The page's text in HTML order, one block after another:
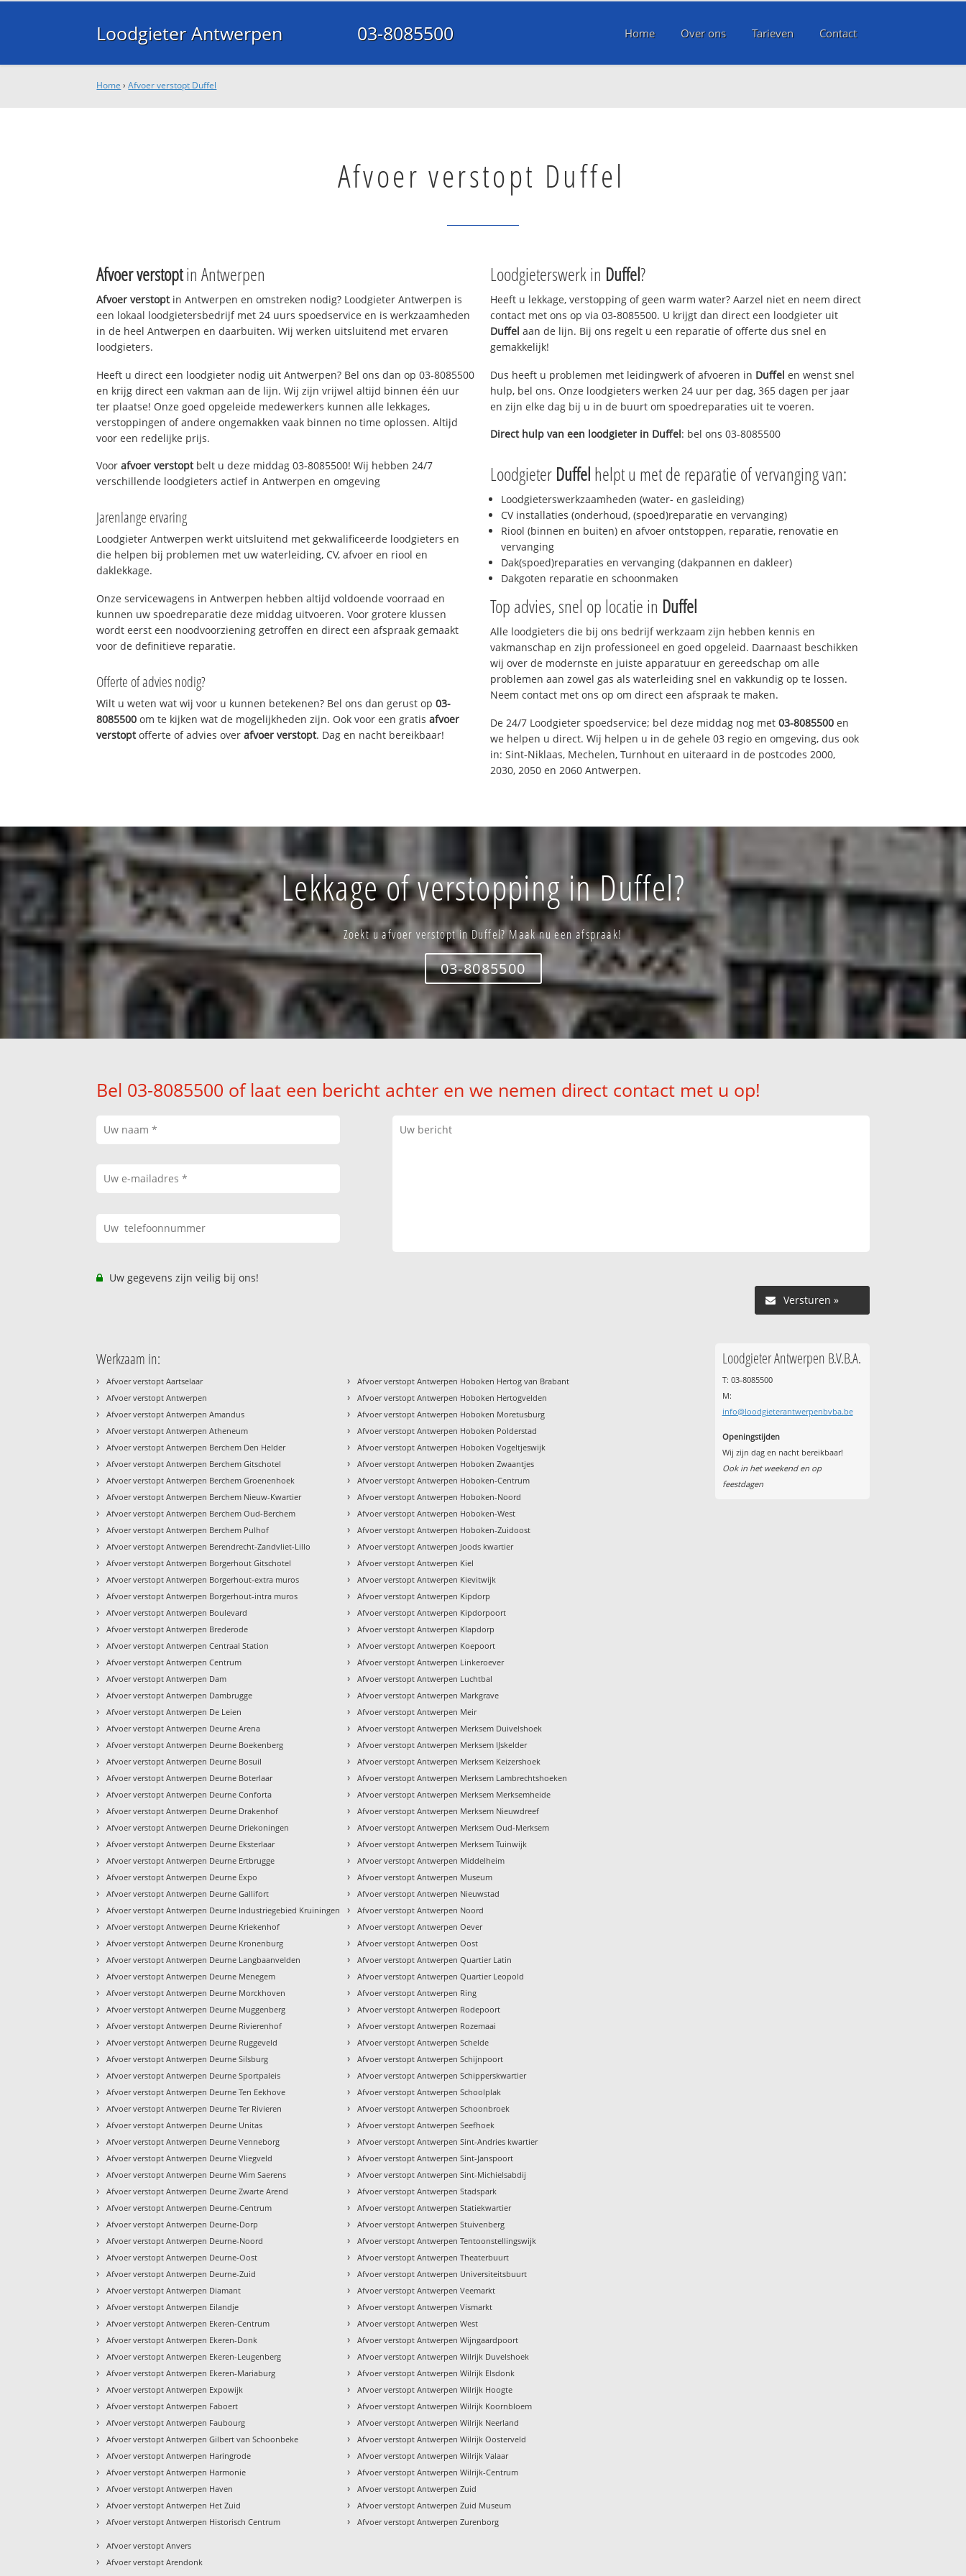
Loodgieter Antwerpen 03-8085500 Home Over ons Tarieven Contact
Home ›Afvoer verstopt Duffel
Afvoer verstopt Duffel
Afvoer verstoptin Antwerpen
Afvoer verstoptin Antwerpen en omstreken nodig? Loodgieter Antwerpen is
een lokaal loodgietersbedrijf met 24 uurs spoedservice en is werkzaamheden
in de heel Antwerpen en daarbuiten. Wij werken uitsluitend met ervaren
loodgieters.
Heeft u direct een loodgieter nodig uit Antwerpen? Bel ons dan op 03-8085500
en krijg direct een vakman aan de lijn. Wij zijn vrijwel altijd binnen één uur
ter plaatse! Onze goed opgeleide medewerkers kunnen alle lekkages,
verstoppingen of andere ongemakken vaak binnen no time oplossen. Altijd
voor een redelijke prijs.
Voorafvoer verstoptbelt u deze middag 03-8085500! Wij hebben 24/7
verschillende loodgieters actief in Antwerpen en omgeving
Jarenlange ervaring
Loodgieter Antwerpen werkt uitsluitend met gekwalificeerde loodgieters en
die helpen bij problemen met uw waterleiding, CV, afvoer en riool en
daklekkage.
Onze servicewagens in Antwerpen hebben altijd voldoende voorraad en
kunnen uw spoedreparatie deze middag uitvoeren. Voor grotere klussen
wordt eerst een noodvoorziening getroffen en direct een afspraak gemaakt
voor de definitieve reparatie.
Offerte of advies nodig?
Wilt u weten wat wij voor u kunnen betekenen? Bel ons dan gerust op03-
8085500 om te kijken wat de mogelijkheden zijn. Ook voor een gratisafvoer
verstoptofferte of advies overafvoer verstopt. Dag en nacht bereikbaar!
Loodgieterswerk in Duffel?
Heeft u lekkage, verstopping of geen warm water? Aarzel niet en neem direct
contact met ons op via 03-8085500. U krijgt dan direct een loodgieter uit
Duffel aan de lijn. Bij ons regelt u een reparatie of offerte dus snel en
gemakkelijk!
Dus heeft u problemen met leidingwerk of afvoeren in Duffel en wenst snel
hulp, bel ons. Onze loodgieters werken 24 uur per dag, 365 dagen per jaar
en zijn elke dag bij u in de buurt om spoedreparaties uit te voeren.
Direct hulp van een loodgieter in Duffel: bel ons 03-8085500
Loodgieter Duffel helpt u met de reparatie of vervanging van:
Loodgieterswerkzaamheden (water- en gasleiding)
CV installaties (onderhoud, (spoed)reparatie en vervanging)
Riool (binnen en buiten) en afvoer ontstoppen, reparatie, renovatie en
vervanging
Dak(spoed)reparaties en vervanging (dakpannen en dakleer)
Dakgoten reparatie en schoonmaken
Top advies, snel op locatie in Duffel
Alle loodgieters die bij ons bedrijf werkzaam zijn hebben kennis en
vakmanschap en zijn professioneel en goed opgeleid. Daarnaast beschikken
wij over de modernste en juiste apparatuur en gereedschap om alle
problemen aan zowel gas als waterleiding snel en vakkundig op te lossen.
Neem contact met ons op om direct een afspraak te maken.
De 24/7 Loodgieter spoedservice; bel deze middag nog met 03-8085500 en
we helpen u direct. Wij helpen u in de gehele 03 regio en omgeving, dus ook
in: Sint-Niklaas, Mechelen, Turnhout en uiteraard in de postcodes 2000,
2030, 2050 en 2060 Antwerpen.
Lekkage of verstopping in Duffel?
Zoekt u afvoer verstopt in Duffel? Maak nu een afspraak!
03-8085500
Bel 03-8085500 of laat een bericht achter en we nemen direct contact met u op!
Uw gegevens zijn veilig bij ons!
Versturen »
Werkzaam in:
› Afvoer verstopt Aartselaar
› Afvoer verstopt Antwerpen
› Afvoer verstopt Antwerpen Amandus
› Afvoer verstopt Antwerpen Atheneum
› Afvoer verstopt Antwerpen Berchem Den Helder
› Afvoer verstopt Antwerpen Berchem Gitschotel
› Afvoer verstopt Antwerpen Berchem Groenenhoek
› Afvoer verstopt Antwerpen Berchem Nieuw-Kwartier
› Afvoer verstopt Antwerpen Berchem Oud-Berchem
› Afvoer verstopt Antwerpen Berchem Pulhof
› Afvoer verstopt Antwerpen Berendrecht-Zandvliet-Lillo
› Afvoer verstopt Antwerpen Borgerhout Gitschotel
› Afvoer verstopt Antwerpen Borgerhout-extra muros
› Afvoer verstopt Antwerpen Borgerhout-intra muros
› Afvoer verstopt Antwerpen Boulevard
› Afvoer verstopt Antwerpen Brederode
› Afvoer verstopt Antwerpen Centraal Station
› Afvoer verstopt Antwerpen Centrum
› Afvoer verstopt Antwerpen Dam
› Afvoer verstopt Antwerpen Dambrugge
› Afvoer verstopt Antwerpen De Leien
› Afvoer verstopt Antwerpen Deurne Arena
› Afvoer verstopt Antwerpen Deurne Boekenberg
› Afvoer verstopt Antwerpen Deurne Bosuil
› Afvoer verstopt Antwerpen Deurne Boterlaar
› Afvoer verstopt Antwerpen Deurne Conforta
› Afvoer verstopt Antwerpen Deurne Drakenhof
› Afvoer verstopt Antwerpen Deurne Driekoningen
› Afvoer verstopt Antwerpen Deurne Eksterlaar
› Afvoer verstopt Antwerpen Deurne Ertbrugge
› Afvoer verstopt Antwerpen Deurne Expo
› Afvoer verstopt Antwerpen Deurne Gallifort
› Afvoer verstopt Antwerpen Deurne Industriegebied Kruiningen
› Afvoer verstopt Antwerpen Deurne Kriekenhof
› Afvoer verstopt Antwerpen Deurne Kronenburg
› Afvoer verstopt Antwerpen Deurne Langbaanvelden
› Afvoer verstopt Antwerpen Deurne Menegem
› Afvoer verstopt Antwerpen Deurne Morckhoven
› Afvoer verstopt Antwerpen Deurne Muggenberg
› Afvoer verstopt Antwerpen Deurne Rivierenhof
› Afvoer verstopt Antwerpen Deurne Ruggeveld
› Afvoer verstopt Antwerpen Deurne Silsburg
› Afvoer verstopt Antwerpen Deurne Sportpaleis
› Afvoer verstopt Antwerpen Deurne Ten Eekhove
› Afvoer verstopt Antwerpen Deurne Ter Rivieren
› Afvoer verstopt Antwerpen Deurne Unitas
› Afvoer verstopt Antwerpen Deurne Venneborg
› Afvoer verstopt Antwerpen Deurne Vliegveld
› Afvoer verstopt Antwerpen Deurne Wim Saerens
› Afvoer verstopt Antwerpen Deurne Zwarte Arend
› Afvoer verstopt Antwerpen Deurne-Centrum
› Afvoer verstopt Antwerpen Deurne-Dorp
› Afvoer verstopt Antwerpen Deurne-Noord
› Afvoer verstopt Antwerpen Deurne-Oost
› Afvoer verstopt Antwerpen Deurne-Zuid
› Afvoer verstopt Antwerpen Diamant
› Afvoer verstopt Antwerpen Eilandje
› Afvoer verstopt Antwerpen Ekeren-Centrum
› Afvoer verstopt Antwerpen Ekeren-Donk
› Afvoer verstopt Antwerpen Ekeren-Leugenberg
› Afvoer verstopt Antwerpen Ekeren-Mariaburg
› Afvoer verstopt Antwerpen Expowijk
› Afvoer verstopt Antwerpen Faboert
› Afvoer verstopt Antwerpen Faubourg
› Afvoer verstopt Antwerpen Gilbert van Schoonbeke
› Afvoer verstopt Antwerpen Haringrode
› Afvoer verstopt Antwerpen Harmonie
› Afvoer verstopt Antwerpen Haven
› Afvoer verstopt Antwerpen Het Zuid
› Afvoer verstopt Antwerpen Historisch Centrum
› Afvoer verstopt Antwerpen Hoboken Hertog van Brabant
› Afvoer verstopt Antwerpen Hoboken Hertogvelden
› Afvoer verstopt Antwerpen Hoboken Moretusburg
› Afvoer verstopt Antwerpen Hoboken Polderstad
› Afvoer verstopt Antwerpen Hoboken Vogeltjeswijk
› Afvoer verstopt Antwerpen Hoboken Zwaantjes
› Afvoer verstopt Antwerpen Hoboken-Centrum
› Afvoer verstopt Antwerpen Hoboken-Noord
› Afvoer verstopt Antwerpen Hoboken-West
› Afvoer verstopt Antwerpen Hoboken-Zuidoost
› Afvoer verstopt Antwerpen Joods kwartier
› Afvoer verstopt Antwerpen Kiel
› Afvoer verstopt Antwerpen Kievitwijk
› Afvoer verstopt Antwerpen Kipdorp
› Afvoer verstopt Antwerpen Kipdorpoort
› Afvoer verstopt Antwerpen Klapdorp
› Afvoer verstopt Antwerpen Koepoort
› Afvoer verstopt Antwerpen Linkeroever
› Afvoer verstopt Antwerpen Luchtbal
› Afvoer verstopt Antwerpen Markgrave
› Afvoer verstopt Antwerpen Meir
› Afvoer verstopt Antwerpen Merksem Duivelshoek
› Afvoer verstopt Antwerpen Merksem IJskelder
› Afvoer verstopt Antwerpen Merksem Keizershoek
› Afvoer verstopt Antwerpen Merksem Lambrechtshoeken
› Afvoer verstopt Antwerpen Merksem Merksemheide
› Afvoer verstopt Antwerpen Merksem Nieuwdreef
› Afvoer verstopt Antwerpen Merksem Oud-Merksem
› Afvoer verstopt Antwerpen Merksem Tuinwijk
› Afvoer verstopt Antwerpen Middelheim
› Afvoer verstopt Antwerpen Museum
› Afvoer verstopt Antwerpen Nieuwstad
› Afvoer verstopt Antwerpen Noord
› Afvoer verstopt Antwerpen Oever
› Afvoer verstopt Antwerpen Oost
› Afvoer verstopt Antwerpen Quartier Latin
› Afvoer verstopt Antwerpen Quartier Leopold
› Afvoer verstopt Antwerpen Ring
› Afvoer verstopt Antwerpen Rodepoort
› Afvoer verstopt Antwerpen Rozemaai
› Afvoer verstopt Antwerpen Schelde
› Afvoer verstopt Antwerpen Schijnpoort
› Afvoer verstopt Antwerpen Schipperskwartier
› Afvoer verstopt Antwerpen Schoolplak
› Afvoer verstopt Antwerpen Schoonbroek
› Afvoer verstopt Antwerpen Seefhoek
› Afvoer verstopt Antwerpen Sint-Andries kwartier
› Afvoer verstopt Antwerpen Sint-Janspoort
› Afvoer verstopt Antwerpen Sint-Michielsabdij
› Afvoer verstopt Antwerpen Stadspark
› Afvoer verstopt Antwerpen Statiekwartier
› Afvoer verstopt Antwerpen Stuivenberg
› Afvoer verstopt Antwerpen Tentoonstellingswijk
› Afvoer verstopt Antwerpen Theaterbuurt
› Afvoer verstopt Antwerpen Universiteitsbuurt
› Afvoer verstopt Antwerpen Veemarkt
› Afvoer verstopt Antwerpen Vismarkt
› Afvoer verstopt Antwerpen West
› Afvoer verstopt Antwerpen Wijngaardpoort
› Afvoer verstopt Antwerpen Wilrijk Duvelshoek
› Afvoer verstopt Antwerpen Wilrijk Elsdonk
› Afvoer verstopt Antwerpen Wilrijk Hoogte
› Afvoer verstopt Antwerpen Wilrijk Koornbloem
› Afvoer verstopt Antwerpen Wilrijk Neerland
› Afvoer verstopt Antwerpen Wilrijk Oosterveld
› Afvoer verstopt Antwerpen Wilrijk Valaar
› Afvoer verstopt Antwerpen Wilrijk-Centrum
› Afvoer verstopt Antwerpen Zuid
› Afvoer verstopt Antwerpen Zuid Museum
› Afvoer verstopt Antwerpen Zurenborg
› Afvoer verstopt Anvers
› Afvoer verstopt Arendonk
Loodgieter Antwerpen B.V.B.A.
T: 03-8085500
M:
info@loodgieterantwerpenbvba.be
Openingstijden
Wij zijn dag en nacht bereikbaar!
Ook in het weekend en op
feestdagen